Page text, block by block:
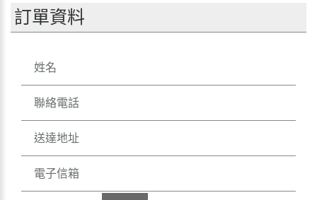
訂單資料